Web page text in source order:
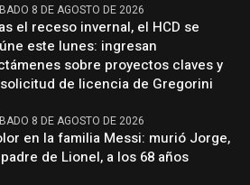
8 DE AGOSTO DE 2026
el receso invernal, el HCD se
este lunes: ingresan
sobre proyectos claves y
de licencia de Gregorini
8 DE AGOSTO DE 2026
en la familia Messi: murió Jorge,
de Lionel, a los 68 años